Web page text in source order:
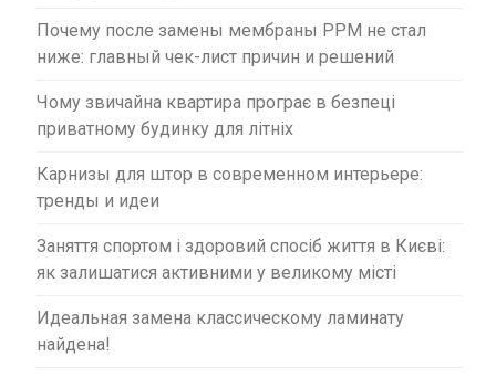
Почему после замены мембраны PPM не стал
ниже: главный чек-лист причин и решений
Чому звичайна квартира програє в безпеці
приватному будинку для літніх
Карнизы для штор в современном интерьере:
тренды и идеи
Заняття спортом і здоровий спосіб життя в Києві:
як залишатися активними у великому місті
Идеальная замена классическому ламинату
найдена!